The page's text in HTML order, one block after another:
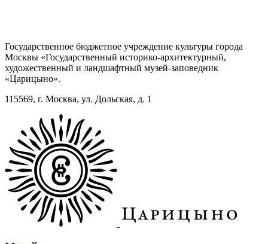
Государственное бюджетное учреждение культуры города
Москвы «Государственный историко-архитектурный,
художественный и ландшафтный музей-заповедник
«Царицыно».
115569, г. Москва, ул. Дольская, д. 1